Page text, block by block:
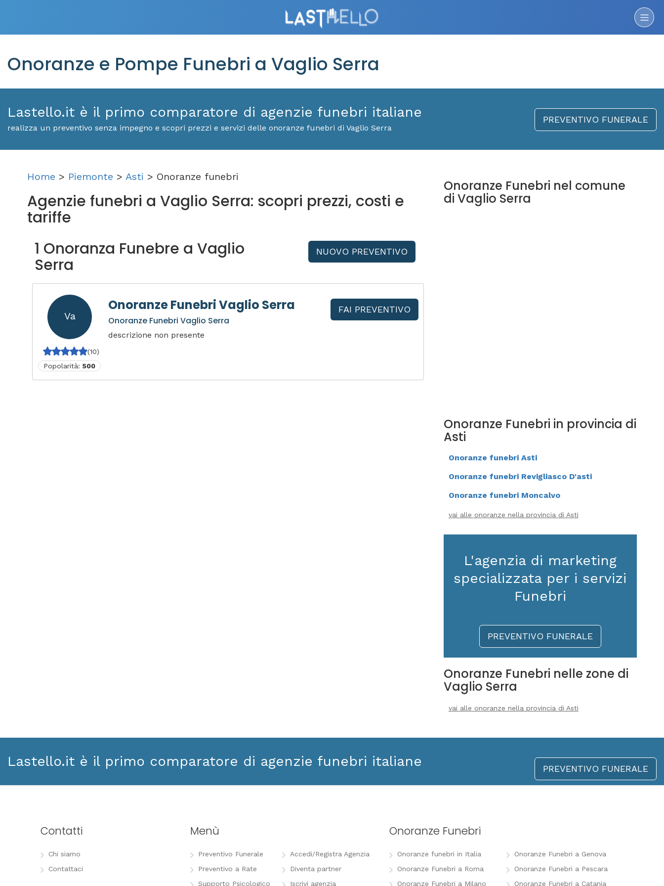
Onoranze e Pompe Funebri a Vaglio Serra
Lastello.it è il primo comparatore di agenzie funebri italiane
realizza un preventivo senza impegno e scopri prezzi e servizi delle onoranze funebri di Vaglio Serra
PREVENTIVO FUNERALE
Home > Piemonte > Asti > Onoranze funebri
Agenzie funebri a Vaglio Serra: scopri prezzi, costi e
tariffe
1 Onoranza Funebre a Vaglio
Serra
NUOVO PREVENTIVO
Va
(10)
Popolarità: 500
Onoranze Funebri Vaglio Serra
Onoranze Funebri Vaglio Serra
descrizione non presente
FAI PREVENTIVO
Onoranze Funebri nel comune
di Vaglio Serra
Onoranze Funebri in provincia di
Asti
Onoranze funebri Asti
Onoranze funebri Revigliasco D'asti
Onoranze funebri Moncalvo
vai alle onoranze nella provincia di Asti
L'agenzia di marketing
specializzata per i servizi
Funebri
PREVENTIVO FUNERALE
Onoranze Funebri nelle zone di
Vaglio Serra
vai alle onoranze nella provincia di Asti
Lastello.it è il primo comparatore di agenzie funebri italiane PREVENTIVO FUNERALE
Contatti
Chi siamo
Contattaci
Menù
Preventivo Funerale
Preventivo a Rate
Supporto Psicologico
Accedi/Registra Agenzia
Diventa partner
Iscrivi agenzia
Onoranze Funebri
Onoranze funebri in Italia
Onoranze Funebri a Roma
Onoranze Funebri a Milano
Onoranze Funebri a Genova
Onoranze Funebri a Pescara
Onoranze Funebri a Catania